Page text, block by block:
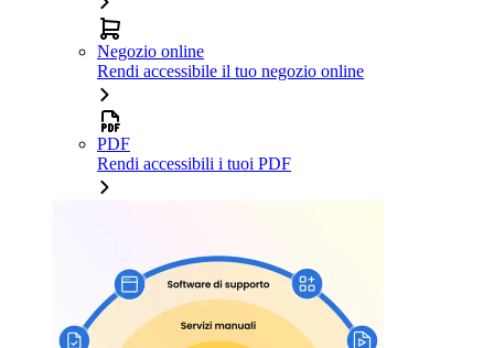
Negozio online
Rendi accessibile il tuo negozio online
PDF
Rendi accessibili i tuoi PDF